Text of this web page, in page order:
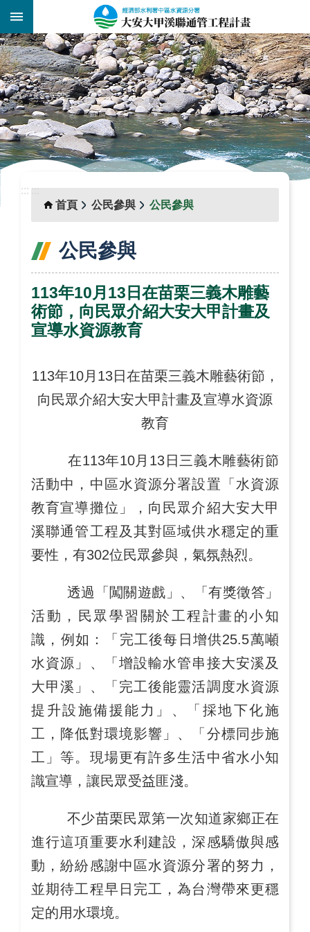
跳到主要內容區塊
::: _
::: :::
首頁
公民參與 公民參與
公民參與
113年10月13日在苗栗三義木雕藝
術節，向民眾介紹大安大甲計畫及
宣導水資源教育
113年10月13日在苗栗三義木雕藝術節，
向民眾介紹大安大甲計畫及宣導水資源
教育
在113年10月13日三義木雕藝術節
活動中，中區水資源分署設置「水資源
教育宣導攤位」，向民眾介紹大安大甲
溪聯通管工程及其對區域供水穩定的重
要性，有302位民眾參與，氣氛熱烈。
透過「闖關遊戲」、「有獎徵答」
活動，民眾學習關於工程計畫的小知
識，例如：「完工後每日增供25.5萬噸
水資源」、「增設輸水管串接大安溪及
大甲溪」、「完工後能靈活調度水資源
提升設施備援能力」、「採地下化施
工，降低對環境影響」、「分標同步施
工」等。現場更有許多生活中省水小知
識宣導，讓民眾受益匪淺。
不少苗栗民眾第一次知道家鄉正在
進行這項重要水利建設，深感驕傲與感
動，紛紛感謝中區水資源分署的努力，
並期待工程早日完工，為台灣帶來更穩
定的用水環境。